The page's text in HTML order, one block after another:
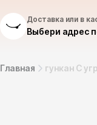
Доставка или в
Выбери адрес
Главная гункан С